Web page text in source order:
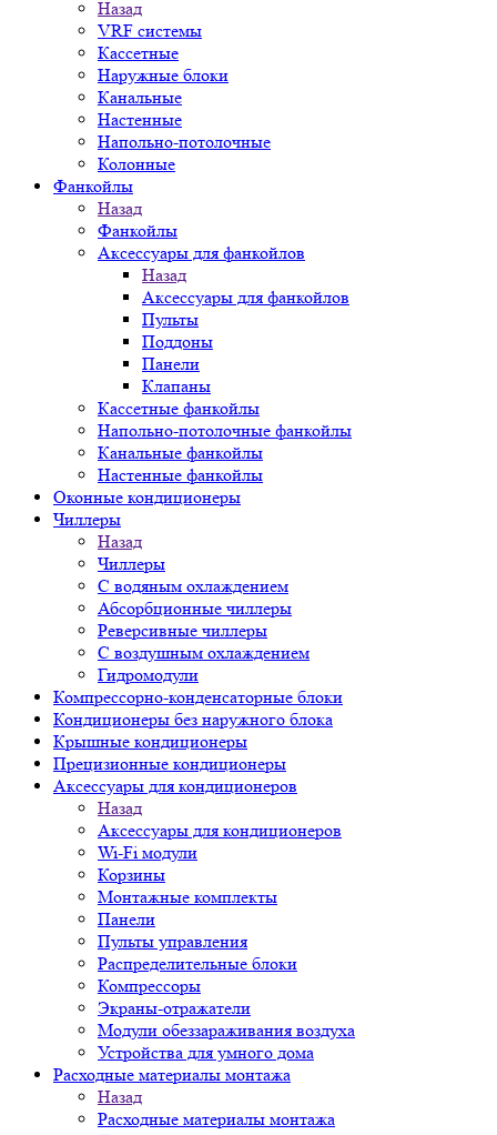
Назад
VRF системы
Кассетные
Наружные блоки
Канальные
Настенные
Напольно-потолочные
Колонные
Фанкойлы
Назад
Фанкойлы
Аксессуары для фанкойлов
Назад
Аксессуары для фанкойлов
Пульты
Поддоны
Панели
Клапаны
Кассетные фанкойлы
Напольно-потолочные фанкойлы
Канальные фанкойлы
Настенные фанкойлы
Оконные кондиционеры
Чиллеры
Назад
Чиллеры
С водяным охлаждением
Абсорбционные чиллеры
Реверсивные чиллеры
С воздушным охлаждением
Гидромодули
Компрессорно-конденсаторные блоки
Кондиционеры без наружного блока
Крышные кондиционеры
Прецизионные кондиционеры
Аксессуары для кондиционеров
Назад
Аксессуары для кондиционеров
Wi-Fi модули
Корзины
Монтажные комплекты
Панели
Пульты управления
Распределительные блоки
Компрессоры
Экраны-отражатели
Модули обеззараживания воздуха
Устройства для умного дома
Расходные материалы монтажа
Назад
Расходные материалы монтажа